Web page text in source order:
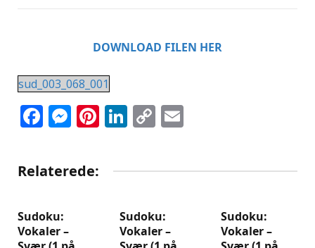
DOWNLOAD FILEN HER
sud_003_068_001
Facebook
Messenger
Pinterest
LinkedIn
Copy
Relaterede:
Sudoku:
Vokaler –
Sudoku:
Vokaler –
Sudoku:
Vokaler –